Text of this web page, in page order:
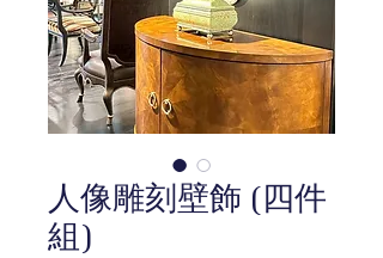
人像雕刻壁飾 (四件
組)